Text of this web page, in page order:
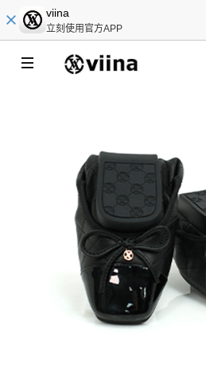
viina
立刻使用官方APP